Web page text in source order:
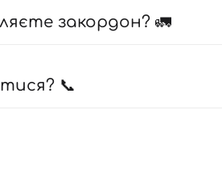
закордон? 🚛
📞